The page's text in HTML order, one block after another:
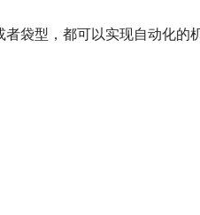
袋型，都可以实现自动化的